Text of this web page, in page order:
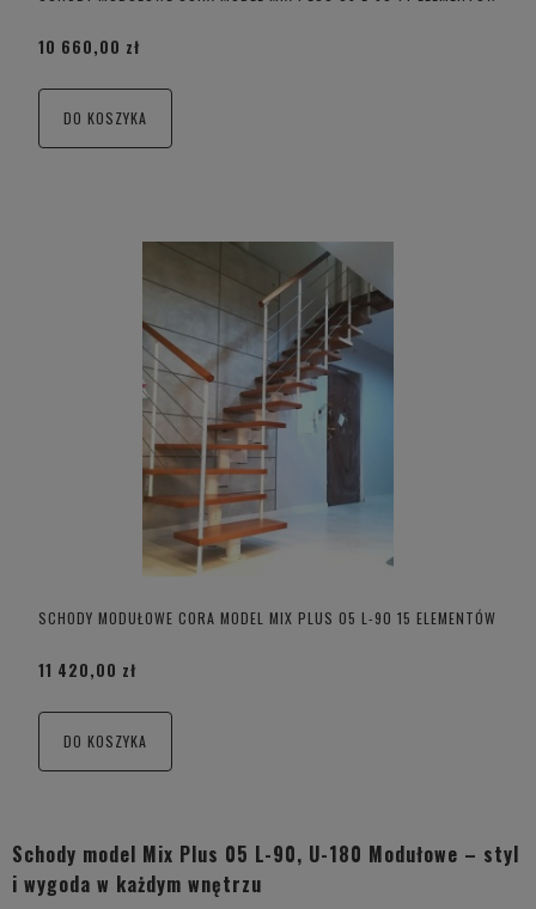
10 660,00 zł
DO KOSZYKA
SCHODY MODUŁOWE CORA MODEL MIX PLUS 05 L-90 15 ELEMENTÓW
11 420,00 zł
DO KOSZYKA
Schody model Mix Plus 05 L-90, U-180 Modułowe – styl
i wygoda w każdym wnętrzu